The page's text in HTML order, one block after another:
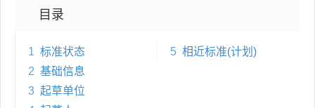
目录
1 标准状态
2 基础信息
3 起草单位
5 相近标准(计划)